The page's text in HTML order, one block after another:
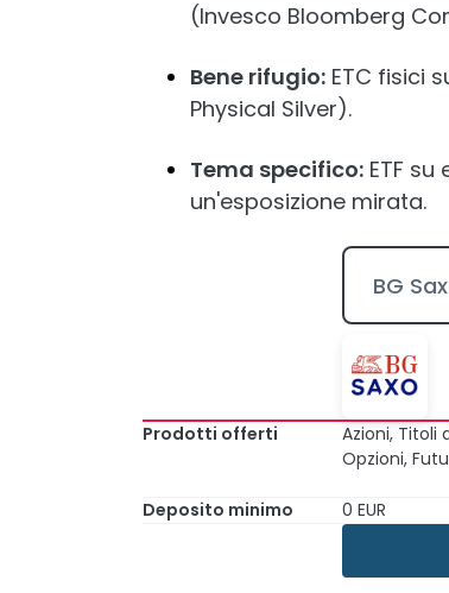
(Invesco Bloomberg
Bene rifugio: ETC fisici
Physical Silver).
Tema specifico: ETF
un'esposizione mirata.
BG
Prodotti offerti
Azioni, Titoli
Opzioni,
Deposito minimo
0 EUR